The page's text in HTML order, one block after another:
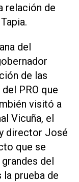
relación de
del
de las
PRO que
visitó a
Vicuña, el
director José
que se
del
la prueba de